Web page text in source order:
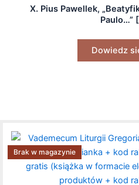
X. Pius Pawellek,
Paulo…”
Dowiedz
Brak w magazynie